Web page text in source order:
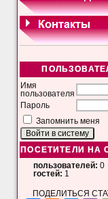
Имя
пользователя
Пароль
Запомнить меня
ПОСЕТИТЕЛИ НА
пользователей: 0
гостей: 1
ПОДЕЛИТЬСЯ